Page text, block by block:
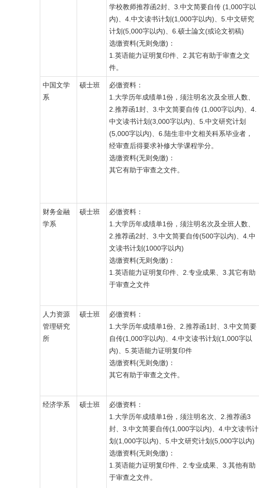
学校教师推荐函2封、3.中文简要自传 (1,000字以
内)、4.中文读书计划(1,000字以内)、5.中文研究
计划(5,000字以内)、6.硕士論文(或论文初稿)
选缴资料(无则免缴)：
1.英语能力证明复印件、2.其它有助于审查之文
件。
中国文学
系
硕士班
必缴资料：
1.大学历年成绩单1份，须注明名次及全班人数、
2.推荐函1封、3.中文简要自传 (1,000字以内)、4.
中文读书计划(3,000字以内)、5.中文研究计划
(5,000字以内)、6.陆生非中文相关科系毕业者，
经审查后得要求补修大学课程学分。
选缴资料(无则免缴)：
其它有助于审查之文件。
财务金融
学系
硕士班
必缴资料：
1.大学历年成绩单1份，须注明名次及全班人数、
2.推荐函2封、3.中文简要自传(500字以内)、4.中
文读书计划(1000字以内)
选缴资料(无则免缴)：
1.英语能力证明复印件、2.专业成果、3.其它有助
于审查之文件
人力资源
管理研究
所
硕士班
必缴资料：
1.大学历年成绩单1份、2.推荐函1封、3.中文简要
自传(1,000字以内)、4.中文读书计划(1,000字以
内)、5.英语能力证明复印件
选缴资料(无则免缴)：
其它有助于审查之文件。
经济学系 硕士班
必缴资料：
1.大学历年成绩单1份，须注明名次、2.推荐函3
封、3.中文简要自传(1,000字以内)、4.中文读书计
划(1,000字以内)、5.中文研究计划(5,000字以内)
选缴资料(无则免缴)：
1.英语能力证明复印件、2.专业成果、3.其他有助
于审查之文件。